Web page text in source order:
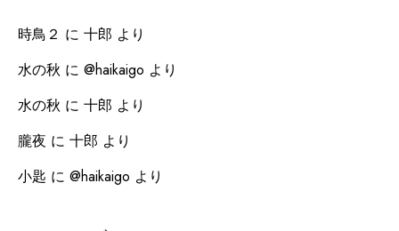
時鳥２ に 十郎 より
水の秋 に @haikaigo より
水の秋 に 十郎 より
朧夜 に 十郎 より
小匙 に @haikaigo より